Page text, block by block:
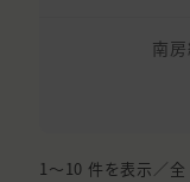
南
1〜10 件を表示／全